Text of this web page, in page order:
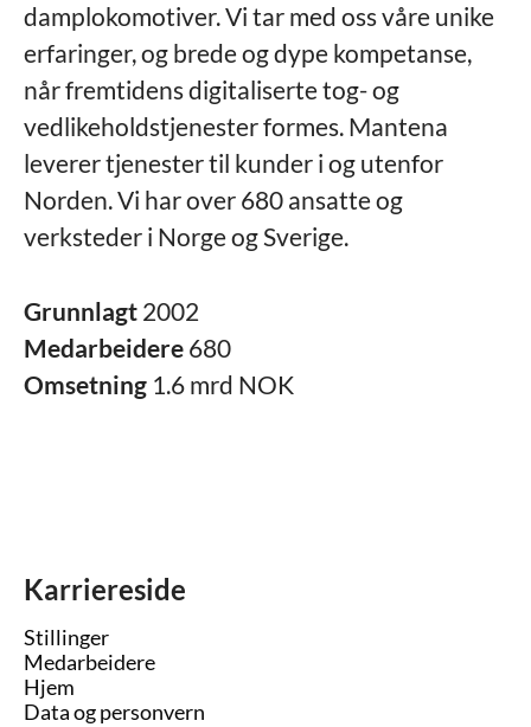
damplokomotiver. Vi tar med oss våre unike
erfaringer, og brede og dype kompetanse,
når fremtidens digitaliserte tog- og
vedlikeholdstjenester formes. Mantena
leverer tjenester til kunder i og utenfor
Norden. Vi har over 680 ansatte og
verksteder i Norge og Sverige.
Grunnlagt 2002
Medarbeidere 680
Omsetning 1.6 mrd NOK
Karriereside
Stillinger
Medarbeidere
Hjem
Data og personvern